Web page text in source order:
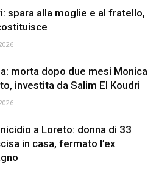
spara alla moglie e al fratello,
morta dopo due mesi Monica
investita da Salim El Koudri
a Loreto: donna di 33
in casa, fermato l’ex